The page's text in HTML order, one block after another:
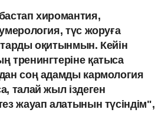
хиромантия,
түс жоруға
оқитынмын. Кейін
тренингтеріне қатыса
соң адамды кармология
талай жыл іздеген
жауап алатынын түсіндім",